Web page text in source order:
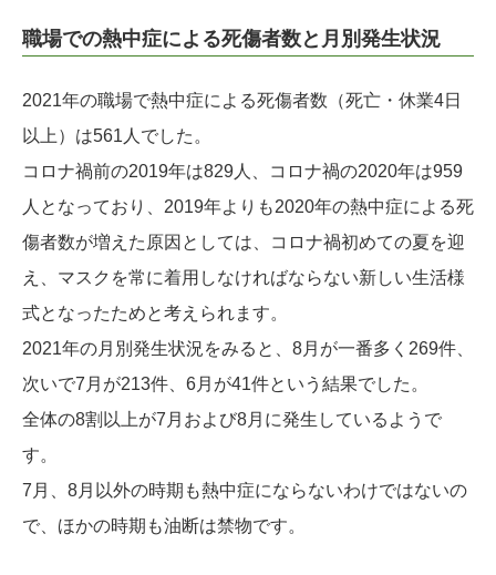
職場での熱中症による死傷者数と月別発生状況
2021年の職場で熱中症による死傷者数（死亡・休業4日
以上）は561人でした。
コロナ禍前の2019年は829人、コロナ禍の2020年は959
人となっており、2019年よりも2020年の熱中症による死
傷者数が増えた原因としては、コロナ禍初めての夏を迎
え、マスクを常に着用しなければならない新しい生活様
式となったためと考えられます。
2021年の月別発生状況をみると、8月が一番多く269件、
次いで7月が213件、6月が41件という結果でした。
全体の8割以上が7月および8月に発生しているようで
す。
7月、8月以外の時期も熱中症にならないわけではないの
で、ほかの時期も油断は禁物です。